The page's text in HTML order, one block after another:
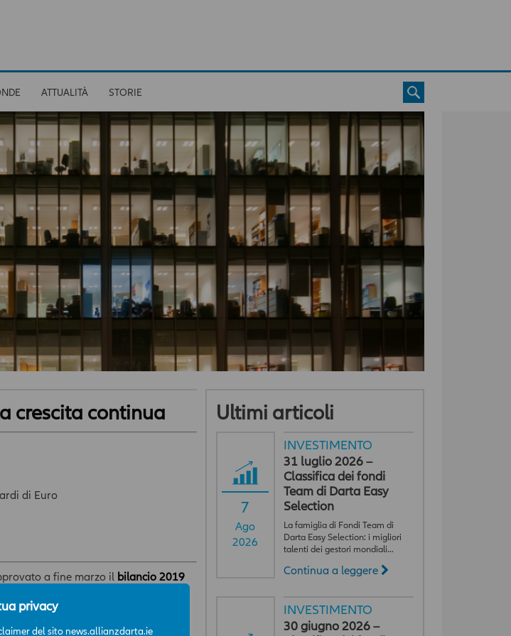
privacy
del sito news.allianzdarta.ie
ATTUALITÀ STORIE
crescita continua
di Euro
a fine marzo il bilancio 2019
un
nel 2018 (2,3 miliardi; +29%),
Ultimi articoli
7
Ago
2026
INVESTIMENTO
31 luglio 2026 –
Classifica dei fondi
Team di Darta Easy
Selection
La famiglia di Fondi Team di
Darta Easy Selection: i migliori
talenti dei gestori mondiali…
Continua a leggere
INVESTIMENTO
30 giugno 2026 –